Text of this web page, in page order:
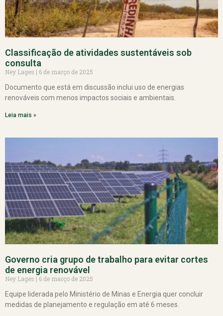
Classificação de atividades sustentáveis sob
consulta
Ney Lages
6 de março de 2025
Documento que está em discussão inclui uso de energias
renováveis com menos impactos sociais e ambientais.
Leia mais »
Governo cria grupo de trabalho para evitar cortes
de energia renovável
Ney Lages
6 de março de 2025
Equipe liderada pelo Ministério de Minas e Energia quer concluir
medidas de planejamento e regulação em até 6 meses.